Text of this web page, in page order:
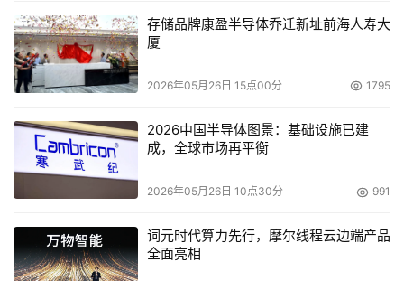
存储品牌康盈半导体乔迁新址前海人寿大
厦
2026年05月26日 15点00分 1795
2026中国半导体图景：基础设施已建
成，全球市场再平衡
2026年05月26日 10点30分 991
词元时代算力先行，摩尔线程云边端产品
全面亮相